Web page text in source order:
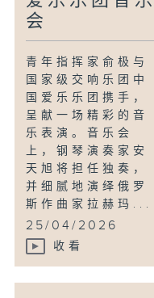
会
青年指挥家俞极与
国家级交响乐团中
国爱乐乐团携手，
呈献一场精彩的音
乐表演。音乐会
上，钢琴演奏家安
天旭将担任独奏，
并细腻地演绎俄罗
斯作曲家拉赫玛...
25/04/2026
收看